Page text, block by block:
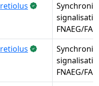
retiolus
FNAEG/
retiolus
FNAEG/